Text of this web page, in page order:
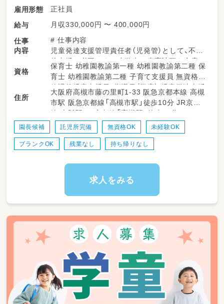
雇用形態
正社員
給与
月収330,000円 〜 400,000円
仕事
内容
# 仕事内容
児童発達支援管理責任者（児発管）として、不登
校支援を必要とする小学生の療育計画を立案・
管理し、スタッフと協力しながら適切な支援を
提供します。さらに、隣接する学童保育と連携
し、インクルーシブな環境づくりを推進する施
設長としての役割も担います。
具体的な業務内容
✅ 個別支援計画の作成・管理
・子ども一人ひとりに合わせた支援計画の作
・定期的なモニタリングと評価、必要に応じた
計画の見直し
✅ 保護者との連携・相談対応
とって最適な支援を実施
✅ スタッフの指導・支援調整
・支援スタッフへの助言やサポート
・チームで協力しながら、療育の質を向上
✅ 学童保育との連携・環境づくり
資格
保育士 幼稚園教諭第一種 幼稚園教諭第二種 保
育士 幼稚園教諭第二種 子育て支援員 無資格
放課後児童支援員・指導員（学童） 児童発達支援
管理責任者 サービス管理責任者 高等学校教諭
普通免許 中学校教諭普通免許 小学校教諭普通
免許 社会福祉士 心理士
住所
大阪府高槻市藤の里町1-33 阪急京都本線 高槻
市駅 阪急京都線「高槻市駅」徒歩10分 JR京都
線 大阪駅 JR京都線「高槻駅」徒歩20分
園長候補 託児所完備 無資格OK 未経験OK
ブランクOK 残業なし 持ち帰りなし
求人をみる